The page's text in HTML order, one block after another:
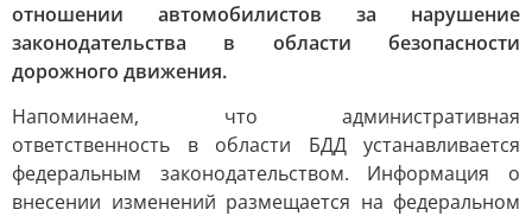
отношении автомобилистов за нарушение
законодательства в области безопасности
дорожного движения.
Напоминаем, что административная
ответственность в области БДД устанавливается
федеральным законодательством. Информация о
внесении изменений размещается на федеральном